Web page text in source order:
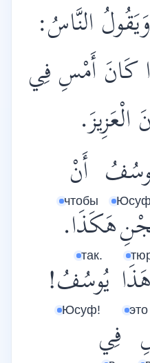
النَّاسُ:
كَانَ أَمْسِ فِي
Юсуф
أَنْ
чтобы
هَكَذَا.
так.
هَذَا
это
يُوسُفُ!
Юсуф!
فِي